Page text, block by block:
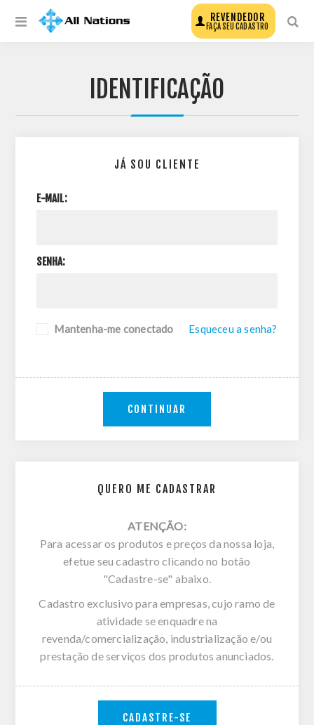
REVENDEDOR
FAÇA SEU CADASTRO
IDENTIFICAÇÃO
QUERO ME CADASTRAR
ATENÇÃO:
Para acessar os produtos e preços da nossa loja,
efetue seu cadastro clicando no botão
"Cadastre-se" abaixo.
Cadastro exclusivo para empresas, cujo ramo de
atividade se enquadre na
revenda/comercialização, industrialização e/ou
prestação de serviços dos produtos anunciados.
CADASTRE-SE
JÁ SOU CLIENTE
E-MAIL:
SENHA:
Mantenha-me conectado Esqueceu a senha?
CONTINUAR